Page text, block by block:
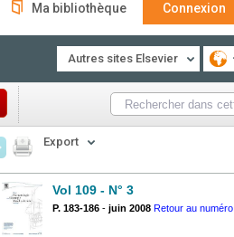
Ma bibliothèque Connexion
Autres sites Elsevier
Export
Vol 109 - N° 3
P. 183-186 - juin 2008 Retour au numéro